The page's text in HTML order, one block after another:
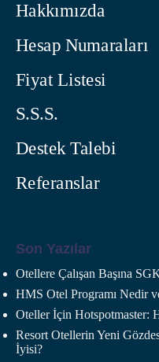
Hakkımızda
Hesap Numaraları
Fiyat Listesi
S.S.S.
Destek Talebi
Referanslar
Son Yazılar
Otellere Çalışan Başına
HMS Otel Programı Nedir
Oteller İçin Hotspotmaster:
Resort Otellerin Yeni
İyisi?